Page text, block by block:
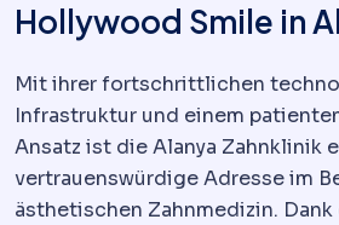
Hollywood Smile in
Mit ihrer fortschrittlichen
Infrastruktur und einem
Ansatz ist die Alanya Zahnklinik
vertrauenswürdige Adresse im
ästhetischen Zahnmedizin.